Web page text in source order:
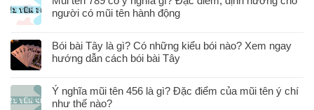
người có mũi tên hành động
Bói bài Tây là gì? Có những kiểu bói nào? Xem ngay
hướng dẫn cách bói bài Tây
Ý nghĩa mũi tên 456 là gì? Đặc điểm của mũi tên ý chí
như thế nào?